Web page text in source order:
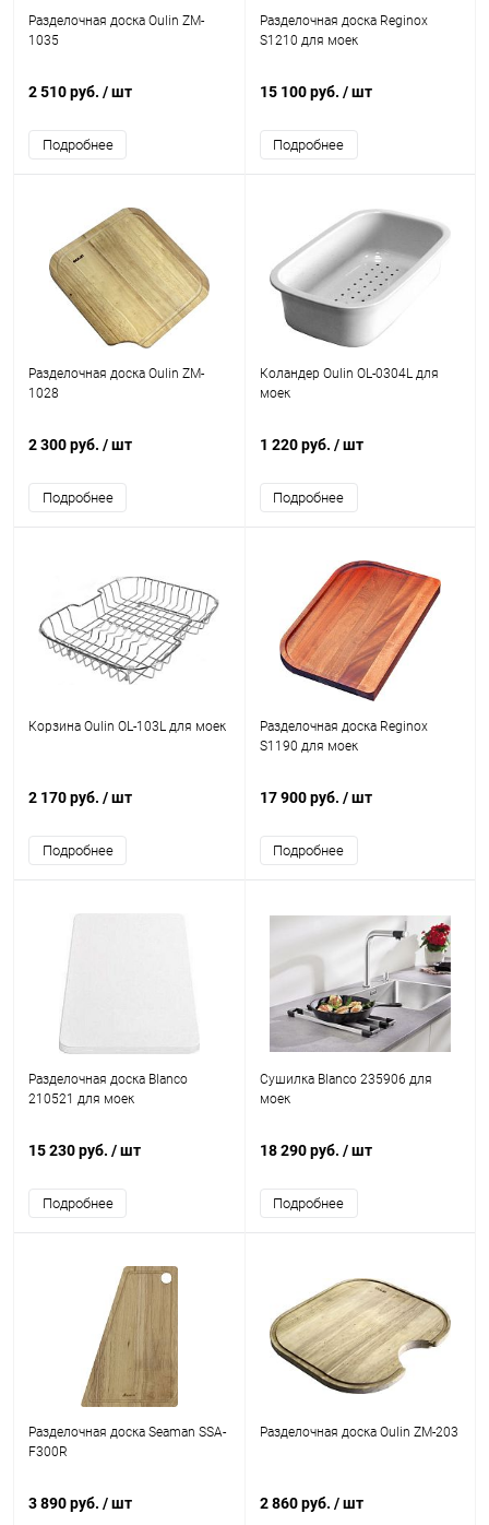
Разделочная доска Oulin ZM-
1035
2 510 руб. / шт
Подробнее
Разделочная доска Reginox
S1210 для моек
15 100 руб. / шт
Подробнее
Разделочная доска Oulin ZM-
1028
2 300 руб. / шт
Подробнее
Коландер Oulin OL-0304L для
моек
1 220 руб. / шт
Подробнее
Корзина Oulin OL-103L для моек
2 170 руб. / шт
Подробнее
Разделочная доска Reginox
S1190 для моек
17 900 руб. / шт
Подробнее
Разделочная доска Blanco
210521 для моек
15 230 руб. / шт
Подробнее
Сушилка Blanco 235906 для
моек
18 290 руб. / шт
Подробнее
Разделочная доска Seaman SSA-
F300R
3 890 руб. / шт
Разделочная доска Oulin ZM-203
2 860 руб. / шт